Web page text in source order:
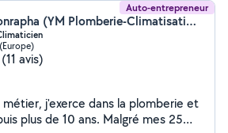
Auto-entrepreneur
Yoan Monrapha (YM Plomberie-Climatisation-Ventilation)
(11 avis)
métier, j'exerce dans la plomberie et
plus de 10 ans. Malgré mes 25